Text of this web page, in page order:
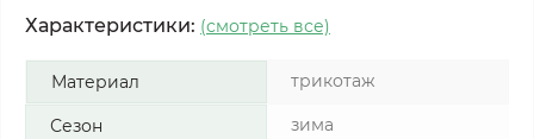
Характеристики: (смотреть все)
Материал трикотаж
Сезон зима